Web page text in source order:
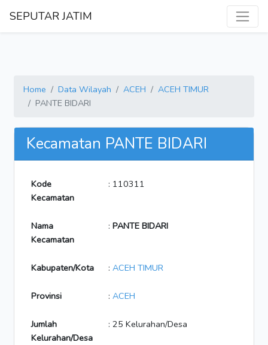
SEPUTAR JATIM
Home Data Wilayah ACEH
ACEH TIMUR
PANTE BIDARI
Kecamatan PANTE BIDARI
Kode
Kecamatan
: 110311
Nama
Kecamatan
: PANTE BIDARI
Kabupaten/Kota : ACEH TIMUR
Provinsi : ACEH
Jumlah
Kelurahan/Desa
: 25 Kelurahan/Desa